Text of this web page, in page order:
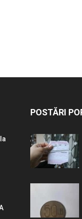
POSTĂRI